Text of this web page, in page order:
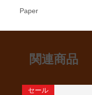
Paper
関連商品
セール